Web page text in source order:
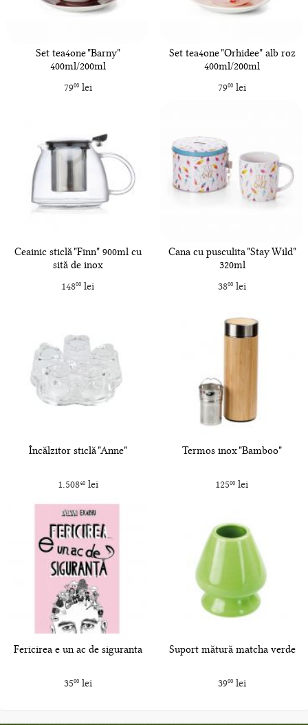
Set tea4one "Barny"
400ml/200ml
7900lei
Set tea4one "Orhidee" alb roz
400ml/200ml
7900lei
Ceainic sticlă "Finn" 900ml cu
sită de inox
14800 lei
Cana cu pusculita "Stay Wild"
320ml
3800lei
Încălzitor sticlă "Anne"
1.50840lei
Termos inox "Bamboo"
12500 lei
Fericirea e un ac de siguranta
3500lei
Suport mătură matcha verde
3900lei